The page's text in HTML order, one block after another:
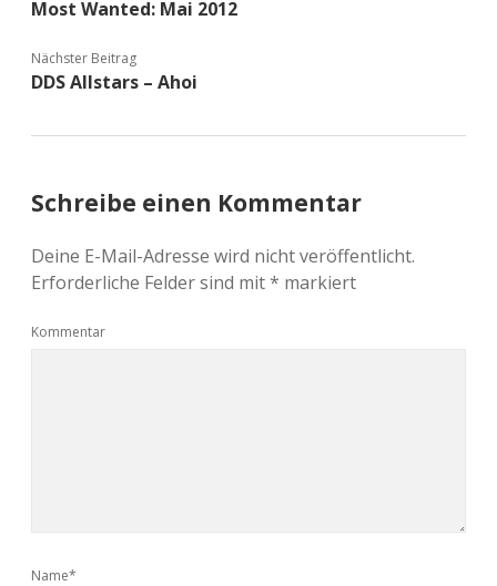
Most Wanted: Mai 2012
Nächster Beitrag
DDS Allstars – Ahoi
Schreibe einen Kommentar
Deine E-Mail-Adresse wird nicht veröffentlicht.
Erforderliche Felder sind mit* markiert
Kommentar
Name*